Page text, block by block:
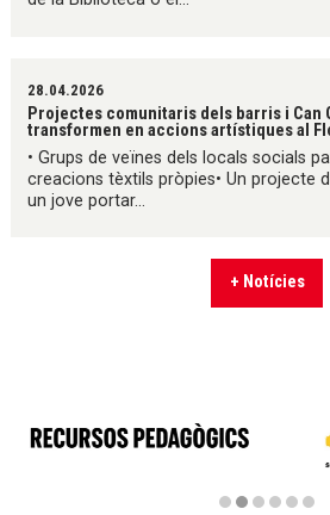
28.04.2026
Projectes comunitaris dels barris i Can
transformen en accions artístiques al
• Grups de veïnes dels locals socials
creacions tèxtils pròpies• Un projecte
un jove portar...
+ Notícies